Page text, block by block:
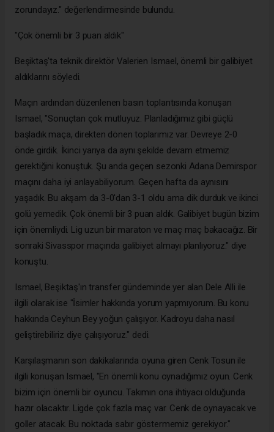
zorundayız." değerlendirmesinde bulundu.
"Çok önemli bir 3 puan aldık"
Beşiktaş'ta teknik direktör Valerien Ismael, önemli bir galibiyet
aldıklarını söyledi.
Maçın ardından düzenlenen basın toplantısında konuşan
Ismael, "Sonuçtan çok mutluyuz. Planladığımız gibi güçlü
başladık maça, direkten dönen toplarımız var. Devreye 2-0
önde girdik. İkinci yarıya da aynı şekilde devam etmemiz
gerektiğini konuştuk. Şu anda geçen sezonki Adana Demirspor
maçını daha iyi anlayabiliyorum. Geçen hafta da aynısını
yaşadık. Bu akşam da 3-0'dan 3-1 oldu ama dik durduk ve ikinci
golü yemedik. Çok önemli bir 3 puan aldık. Galibiyet bugün bizim
için önemliydi. Lig uzun bir maraton ve maç maç bakacağız. Bir
sonraki Sivasspor maçında galibiyet almayı planlıyoruz." diye
konuştu.
Ismael, Beşiktaş'ın transfer gündeminde yer alan Dele Alli ile
ilgili olarak ise "İsimler hakkında yorum yapmıyorum. Bu konu
hakkında Ceyhun Bey yoğun çalışıyor. Kadroyu daha nasıl
geliştirebiliriz diye çalışıyoruz." dedi.
Karşılaşmanın son dakikalarında oyuna giren Cenk Tosun ile
ilgili konuşan Ismael, "En önemli konu oynadığımız oyun. Cenk
bizim için önemli bir oyuncu. Takımın ona ihtiyacı olduğunda
hazır olacaktır. Ligde çok fazla maç var. Cenk de oynayacak ve
goller atacak. Bu noktada sabır göstermemiz gerekiyor."